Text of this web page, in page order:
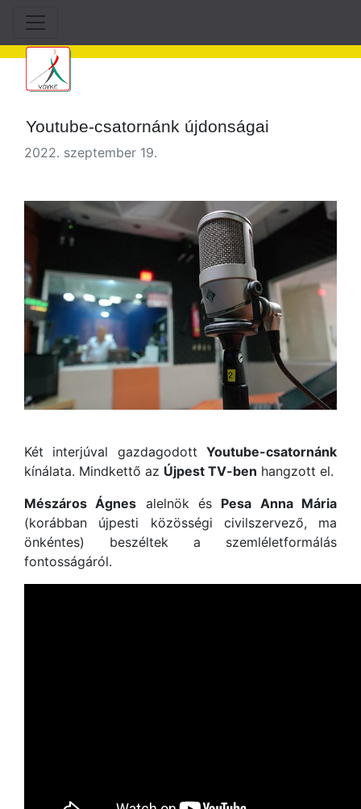
Youtube-csatornánk újdonságai
2022. szeptember 19.
Két interjúval gazdagodott Youtube-csatornánk
kínálata. Mindkettő az Újpest TV-ben hangzott el.
Mészáros Ágnes alelnök és Pesa Anna Mária
(korábban újpesti közösségi civilszervező, ma
önkéntes) beszéltek a szemléletformálás
fontosságáról.